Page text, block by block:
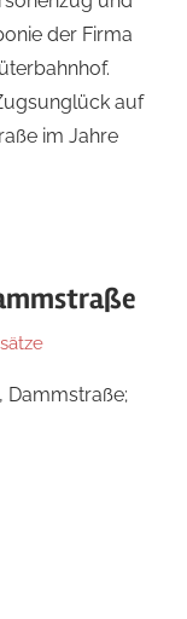
der Firma
auf
im Jahre
Dammstraße;